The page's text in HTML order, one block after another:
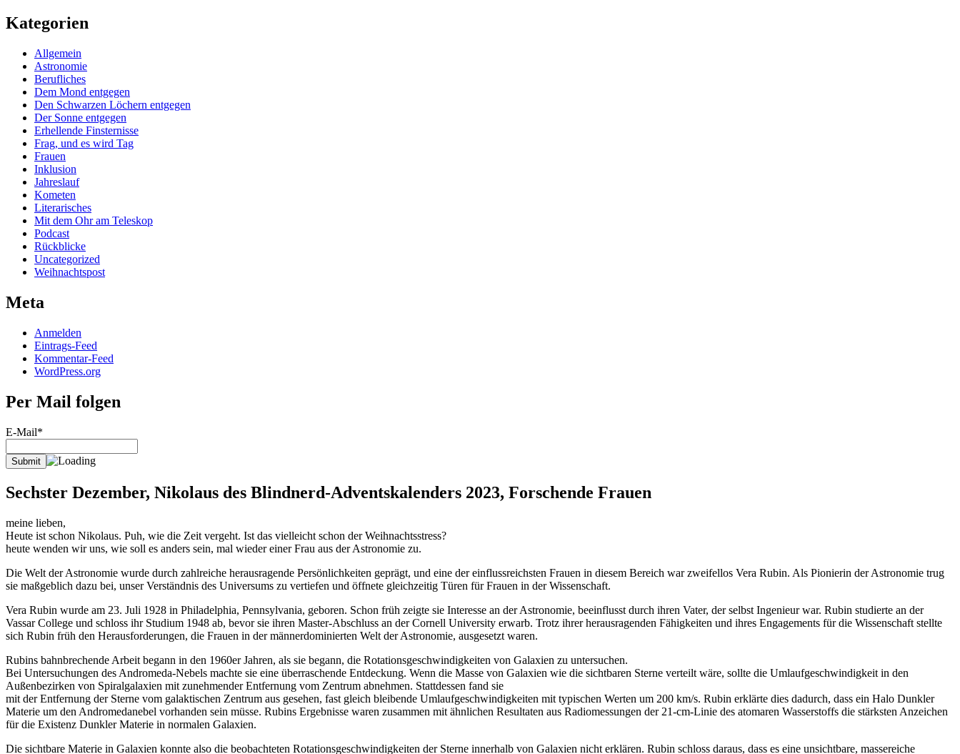
Kategorien
Allgemein
Astronomie
Berufliches
Dem Mond entgegen
Den Schwarzen Löchern entgegen
Der Sonne entgegen
Erhellende Finsternisse
Frag, und es wird Tag
Frauen
Inklusion
Jahreslauf
Kometen
Literarisches
Mit dem Ohr am Teleskop
Podcast
Rückblicke
Uncategorized
Weihnachtspost
Meta
Anmelden
Eintrags-Feed
Kommentar-Feed
WordPress.org
Per Mail folgen
E-Mail*
Sechster Dezember, Nikolaus des Blindnerd-Adventskalenders 2023, Forschende Frauen
meine lieben,
Heute ist schon Nikolaus. Puh, wie die Zeit vergeht. Ist das vielleicht schon der Weihnachtsstress?
heute wenden wir uns, wie soll es anders sein, mal wieder einer Frau aus der Astronomie zu.
Die Welt der Astronomie wurde durch zahlreiche herausragende Persönlichkeiten geprägt, und eine der einflussreichsten Frauen in diesem Bereich war zweifellos Vera Rubin. Als Pionierin der Astronomie trug
sie maßgeblich dazu bei, unser Verständnis des Universums zu vertiefen und öffnete gleichzeitig Türen für Frauen in der Wissenschaft.
Vera Rubin wurde am 23. Juli 1928 in Philadelphia, Pennsylvania, geboren. Schon früh zeigte sie Interesse an der Astronomie, beeinflusst durch ihren Vater, der selbst Ingenieur war. Rubin studierte an der
Vassar College und schloss ihr Studium 1948 ab, bevor sie ihren Master-Abschluss an der Cornell University erwarb. Trotz ihrer herausragenden Fähigkeiten und ihres Engagements für die Wissenschaft stellte
sich Rubin früh den Herausforderungen, die Frauen in der männerdominierten Welt der Astronomie, ausgesetzt waren.
Rubins bahnbrechende Arbeit begann in den 1960er Jahren, als sie begann, die Rotationsgeschwindigkeiten von Galaxien zu untersuchen.
Bei Untersuchungen des Andromeda-Nebels machte sie eine überraschende Entdeckung. Wenn die Masse von Galaxien wie die sichtbaren Sterne verteilt wäre, sollte die Umlaufgeschwindigkeit in den
Außenbezirken von Spiralgalaxien mit zunehmender Entfernung vom Zentrum abnehmen. Stattdessen fand sie
mit der Entfernung der Sterne vom galaktischen Zentrum aus gesehen, fast gleich bleibende Umlaufgeschwindigkeiten mit typischen Werten um 200 km/s. Rubin erklärte dies dadurch, dass ein Halo Dunkler
Materie um den Andromedanebel vorhanden sein müsse. Rubins Ergebnisse waren zusammen mit ähnlichen Resultaten aus Radiomessungen der 21-cm-Linie des atomaren Wasserstoffs die stärksten Anzeichen
für die Existenz Dunkler Materie in normalen Galaxien.
Die sichtbare Materie in Galaxien konnte also die beobachteten Rotationsgeschwindigkeiten der Sterne innerhalb von Galaxien nicht erklären. Rubin schloss daraus, dass es eine unsichtbare, massereiche